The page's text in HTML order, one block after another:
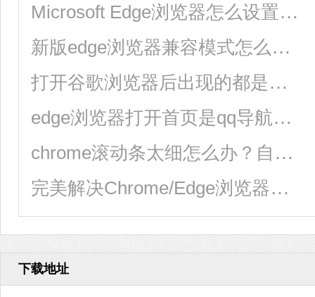
Microsoft Edge浏览器怎么设置主题？
新版edge浏览器兼容模式怎么设置？
打开谷歌浏览器后出现的都是百度搜索页面该如何更换？
edge浏览器打开首页是qq导航怎么办？
chrome滚动条太细怎么办？自定义chrome滚动条样式
完美解决Chrome/Edge浏览器卡顿缓慢问题的方法
下载地址